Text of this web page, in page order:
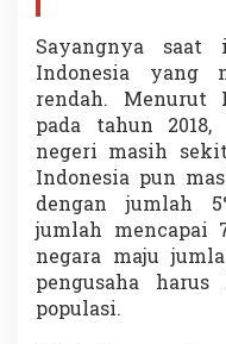
Sayangnya
Indonesia yang
rendah. Menurut
pada tahun
negeri masih
Indonesia pun
dengan jumlah
jumlah mencapai
negara maju
pengusaha
populasi.